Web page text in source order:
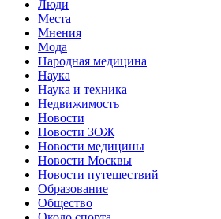
Люди
Места
Мнения
Мода
Народная медицина
Наука
Наука и техника
Недвижимость
Новости
Новости ЗОЖ
Новости медицины
Новости Москвы
Новости путешествий
Образование
Общество